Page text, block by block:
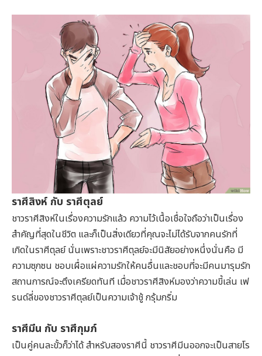
ราศีสิงห์ กับ ราศีตุลย์
ชาวราศีสิงห์ในเรื่องความรักแล้ว ความไว้เนื้อเชื่อใจถือว่าเป็นเรื่อง
สำคัญที่สุดในชีวิต และก็เป็นสิ่งเดียวที่คุณจะไม่ได้รับจากคนรักที่
เกิดในราศีตุลย์ นั่นเพราะชาวราศีตุลย์จะมีนิสัยอย่างหนึ่งนั่นคือ มี
ความซุกซน ชอบเผื่อแผ่ความรักให้คนอื่นและชอบที่จะมีคนมารุมรัก
สถานการณ์จะตึงเครียดทันที เมื่อชาวราศีสิงห์มองว่าความขี้เล่น เฟ
รนด์ลี่ของชาวราศีตุลย์เป็นความเจ้าชู้ กรุ้มกริ่ม
ราศีมีน กับ ราศีกุมภ์
เป็นคู่คนละขั้วก็ว่าได้ สำหรับสองราศีนี้ ชาวราศีมีนออกจะเป็นสายโร